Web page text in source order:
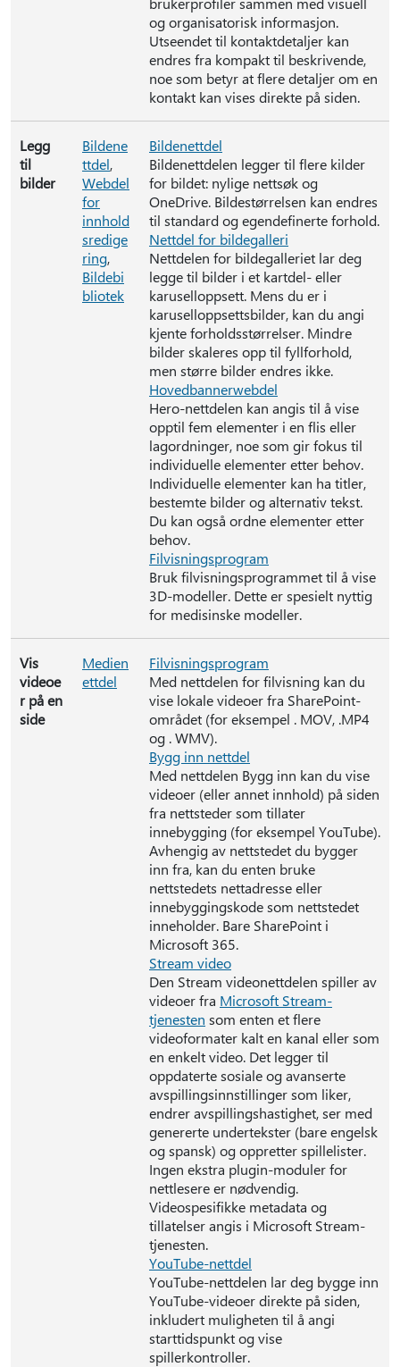
og organisatorisk informasjon.
Utseendet til kontaktdetaljer kan
endres fra kompakt til beskrivende,
noe som betyr at flere detaljer om en
kontakt kan vises direkte på siden.
Legg
til
bilder
Bildene
ttdel,
Webdel
for
innhold
sredige
ring,
Bildebi
bliotek
Bildenettdel
Bildenettdelen legger til flere kilder
for bildet: nylige nettsøk og
OneDrive. Bildestørrelsen kan endres
til standard og egendefinerte forhold.
Nettdel for bildegalleri
Nettdelen for bildegalleriet lar deg
legge til bilder i et kartdel- eller
karuselloppsett. Mens du er i
karuselloppsettsbilder, kan du angi
kjente forholdsstørrelser. Mindre
bilder skaleres opp til fyllforhold,
men større bilder endres ikke.
Hovedbannerwebdel
Hero-nettdelen kan angis til å vise
opptil fem elementer i en flis eller
lagordninger, noe som gir fokus til
individuelle elementer etter behov.
Individuelle elementer kan ha titler,
bestemte bilder og alternativ tekst.
Du kan også ordne elementer etter
behov.
Filvisningsprogram
Bruk filvisningsprogrammet til å vise
3D-modeller. Dette er spesielt nyttig
for medisinske modeller.
Vis
videoe
r på en
side
Medien
ettdel
Filvisningsprogram
Med nettdelen for filvisning kan du
vise lokale videoer fra SharePoint-
området (for eksempel . MOV, .MP4
og . WMV).
Bygg inn nettdel
Med nettdelen Bygg inn kan du vise
videoer (eller annet innhold) på siden
fra nettsteder som tillater
innebygging (for eksempel YouTube).
Avhengig av nettstedet du bygger
inn fra, kan du enten bruke
nettstedets nettadresse eller
innebyggingskode som nettstedet
inneholder. Bare SharePoint i
Microsoft 365.
Stream video
Den Stream videonettdelen spiller av
videoer fra Microsoft Stream-
tjenesten som enten et flere
videoformater kalt en kanal eller som
en enkelt video. Det legger til
oppdaterte sosiale og avanserte
avspillingsinnstillinger som liker,
endrer avspillingshastighet, ser med
genererte undertekster (bare engelsk
og spansk) og oppretter spillelister.
Ingen ekstra plugin-moduler for
nettlesere er nødvendig.
Videospesifikke metadata og
tillatelser angis i Microsoft Stream-
tjenesten.
YouTube-nettdel
YouTube-nettdelen lar deg bygge inn
YouTube-videoer direkte på siden,
inkludert muligheten til å angi
starttidspunkt og vise
spillerkontroller.